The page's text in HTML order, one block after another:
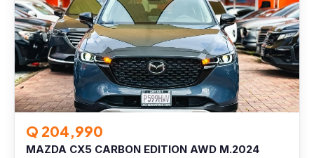
Q 204,990
MAZDA CX5 CARBON EDITION AWD M.2024